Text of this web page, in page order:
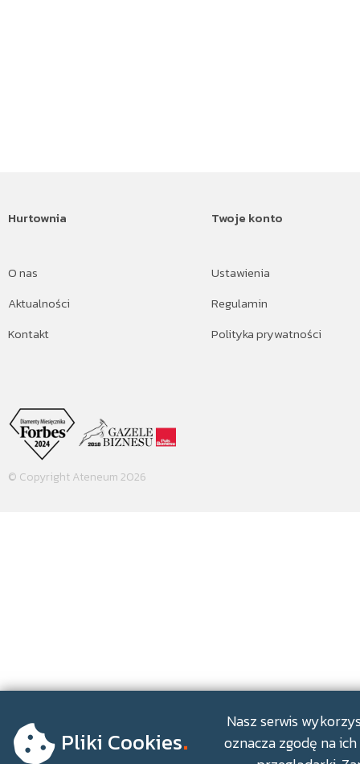
Hurtownia
O nas
Aktualności
Kontakt
Twoje konto
Ustawienia
Regulamin
Polityka prywatności
© Copyright Ateneum 2026
Pliki Cookies.
Nasz serwis
oznacza zgodę na